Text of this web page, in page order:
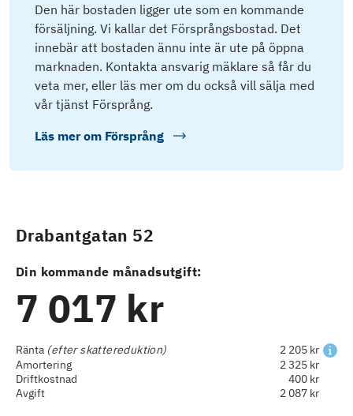
Den här bostaden ligger ute som en kommande
försäljning. Vi kallar det Försprångsbostad. Det
innebär att bostaden ännu inte är ute på öppna
marknaden. Kontakta ansvarig mäklare så får du
veta mer, eller läs mer om du också vill sälja med
vår tjänst Försprång.
Läs mer om Försprång
Drabantgatan 52
Din kommande månadsutgift:
7 017 kr
Ränta (efter skattereduktion)
2 205 kr
Amortering
2 325 kr
Driftkostnad
400 kr
Avgift
2 087 kr